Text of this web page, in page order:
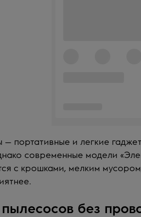
портативные и легкие
современные модели
с крошками, мелким
без